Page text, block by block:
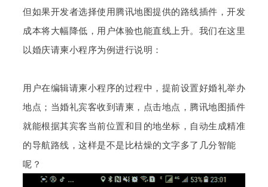
但如果开发者选择使用腾讯地图提供的路线插件，开发
成本将大幅降低，用户体验也能直线上升。我们在这里
以婚庆请柬小程序为例进行说明：
用户在编辑请柬小程序的过程中，提前设置好婚礼举办
地点；当婚礼宾客收到请柬，点击地点，腾讯地图插件
就能根据其宾客当前位置和目的地坐标，自动生成精准
的导航路线，这样是不是比枯燥的文字多了几分智能
呢？